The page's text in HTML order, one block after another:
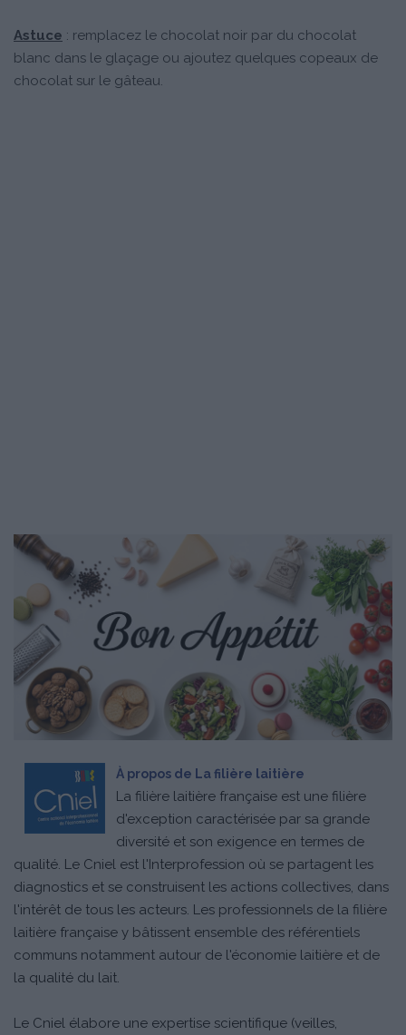
Astuce : remplacez le chocolat noir par du chocolat
blanc dans le glaçage ou ajoutez quelques copeaux de
chocolat sur le gâteau.
À propos de La filière laitière
La filière laitière française est une filière
d'exception caractérisée par sa grande
diversité et son exigence en termes de
qualité. Le Cniel est l'Interprofession où se partagent les
diagnostics et se construisent les actions collectives, dans
l'intérêt de tous les acteurs. Les professionnels de la filière
laitière française y bâtissent ensemble des référentiels
communs notamment autour de l'économie laitière et de
la qualité du lait.
Le Cniel élabore une expertise scientifique (veilles,